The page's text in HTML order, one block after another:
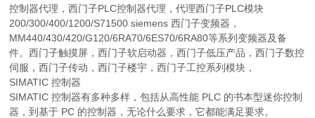
控制器代理，西门子PLC控制器代理，代理西门子PLC模块
200/300/400/1200/S71500 siemens 西门子变频器，
MM440/430/420/G120/6RA70/6ES70/6RA80等系列变频器及备
件。西门子触摸屏，西门子软启动器，西门子低压产品，西门子数控
伺服，西门子传动，西门子楼宇，西门子工控系列模块，
SIMATIC 控制器
SIMATIC 控制器有多种多样，包括从高性能 PLC 的书本型迷你控制
器，到基于 PC 的控制器，无论什么要求，它都能满足要求。